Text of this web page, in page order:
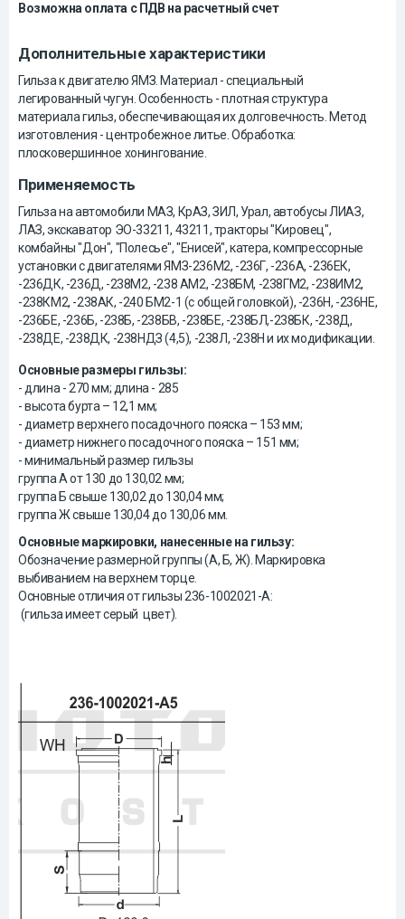
Возможна оплата с ПДВ на расчетный счет
Дополнительные характеристики
Гильза к двигателю ЯМЗ. Материал - специальный
легированный чугун. Особенность - плотная структура
материала гильз, обеспечивающая их долговечность. Метод
изготовления - центробежное литье. Обработка:
плосковершинное хонингование.
Применяемость
Гильза на автомобили МАЗ, КрАЗ, ЗИЛ, Урал, автобусы ЛИАЗ,
ЛАЗ, экскаватор ЭО-33211, 43211, тракторы "Кировец",
комбайны "Дон", "Полесье", "Енисей", катера, компрессорные
установки с двигателями ЯМЗ-236М2, -236Г, -236А, -236ЕК,
-236ДК, -236Д, -238М2, -238 АМ2, -238БМ, -238ГМ2, -238ИМ2,
-238КМ2, -238АК, -240 БМ2-1 (с общей головкой), -236Н, -236НЕ,
-236БЕ, -236Б, -238Б, -238БВ, -238БЕ, -238БЛ,-238БК, -238Д,
-238ДЕ, -238ДК, -238НДЗ (4,5), -238Л, -238Н и их модификации.
Основные размеры гильзы:
- длина - 270 мм; длина - 285
- высота бурта – 12,1 мм;
- диаметр верхнего посадочного пояска – 153 мм;
- диаметр нижнего посадочного пояска – 151 мм;
- минимальный размер гильзы
группа А от 130 до 130,02 мм;
группа Б свыше 130,02 до 130,04 мм;
группа Ж свыше 130,04 до 130,06 мм.
Основные маркировки, нанесенные на гильзу:
Обозначение размерной группы (А, Б, Ж). Маркировка
выбиванием на верхнем торце.
Основные отличия от гильзы 236-1002021-А:
(гильза имеет серый цвет).